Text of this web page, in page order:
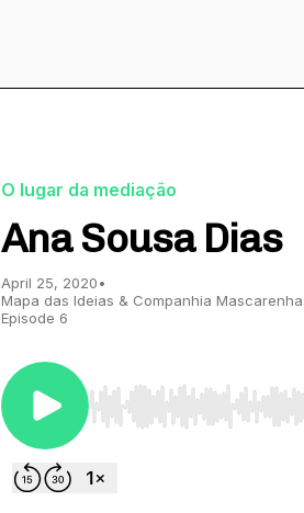
O lugar da mediação
Ana Sousa Dias
April 25, 2020•
Mapa das Ideias & Companhia
Episode 6
Use Left/Right to seek,